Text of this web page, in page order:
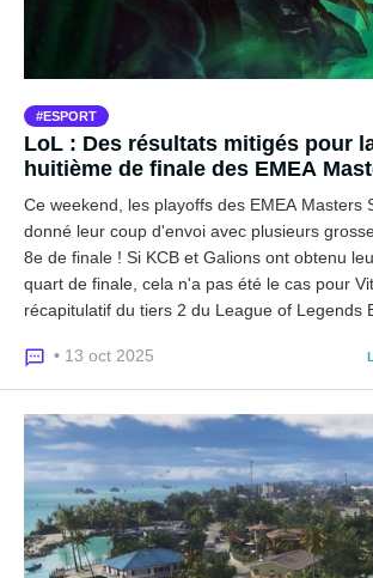
ESPORT
LoL : Des résultats mitigés pour
huitième de finale des EMEA
Ce weekend, les playoffs des EMEA Masters
donné leur coup d'envoi avec plusieurs
8e de finale ! Si KCB et Galions ont obtenu
quart de finale, cela n'a pas été le cas pour
récapitulatif du tiers 2 du League of Legends
• 13 oct 2025